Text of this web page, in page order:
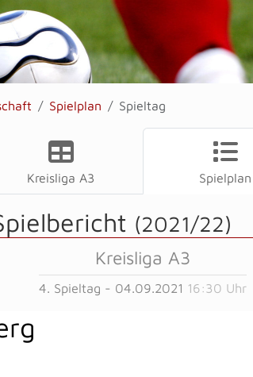
Spielplan Spieltag
Kreisliga A3 Spielplan
(2021/22)
Kreisliga A3
4. Spieltag - 04.09.2021 16:30 Uhr